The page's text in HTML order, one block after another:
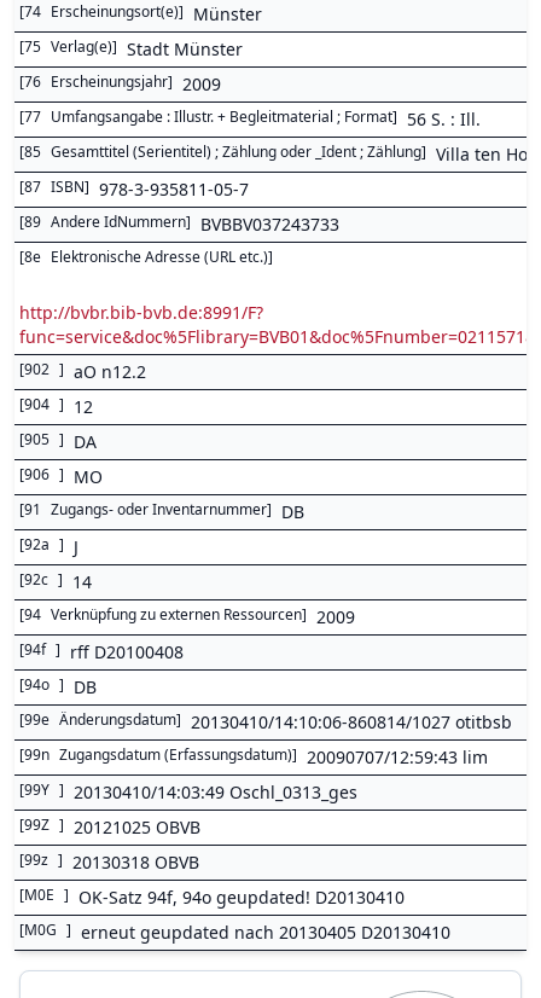
[74 Erscheinungsort(e)] Münster
[75 Verlag(e)] Stadt Münster
[76 Erscheinungsjahr] 2009
[77 Umfangsangabe : Illustr. + Begleitmaterial ; Format] 56 S. : Ill.
[85 Gesamttitel (Serientitel) ; Zählung oder _Ident ; Zählung] Villa ten
[87 ISBN] 978-3-935811-05-7
[89 Andere IdNummern] BVBBV037243733
[8e Elektronische Adresse (URL etc.)]
http://bvbr.bib-bvb.de:8991/F?
[902 ] aO n12.2
[904 ] 12
[905 ] DA
[906 ] MO
[91 Zugangs- oder Inventarnummer] DB
[92a ] J
[92c ] 14
[94 Verknüpfung zu externen Ressourcen] 2009
[94f ] rff D20100408
[94o ] DB
[99e Änderungsdatum] 20130410/14:10:06-860814/1027 otitbsb
[99n Zugangsdatum (Erfassungsdatum)] 20090707/12:59:43 lim
[99Y ] 20130410/14:03:49 Oschl_0313_ges
[99Z ] 20121025 OBVB
[99z ] 20130318 OBVB
[M0E ] OK-Satz 94f, 94o geupdated! D20130410
[M0G ] erneut geupdated nach 20130405 D20130410